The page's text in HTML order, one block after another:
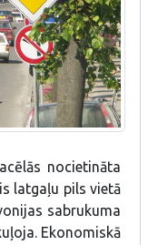
nocietināta
latgaļu pils vietā
sabrukuma
Ekonomiskā